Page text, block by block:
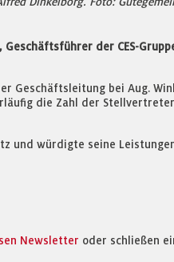
der CES-
Geschäftsleitung bei Aug.
die Zahl der
und würdigte seine
Newsletter oder schließen